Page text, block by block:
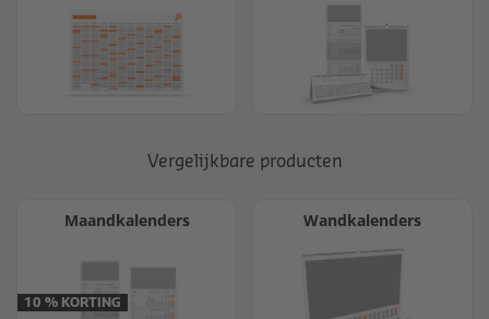
Vergelijkbare producten
Maandkalenders
10 % KORTING
Wandkalenders